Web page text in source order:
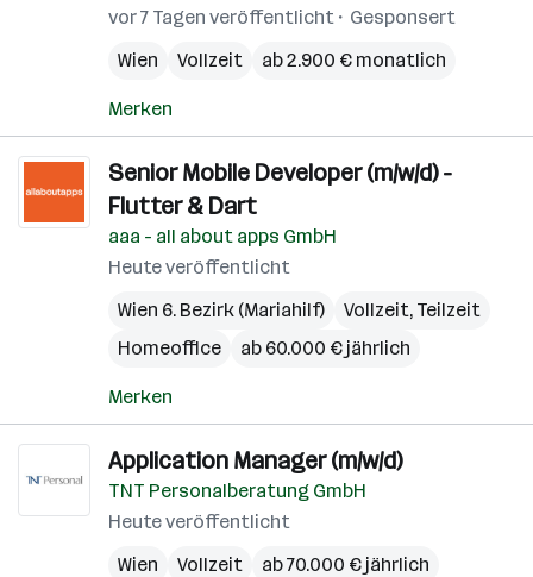
vor 7 Tagen veröffentlicht
Gesponsert
Wien
Vollzeit ab 2.900 € monatlich
Merken
Senior Mobile Developer (m/w/d) -
Flutter & Dart
aaa - all about apps GmbH
Heute veröffentlicht
Wien 6. Bezirk (Mariahilf)
Vollzeit, Teilzeit
Homeoffice
ab 60.000 € jährlich
Merken
Application Manager (m/w/d)
TNT Personalberatung GmbH
Heute veröffentlicht
Wien
Vollzeit ab 70.000 € jährlich